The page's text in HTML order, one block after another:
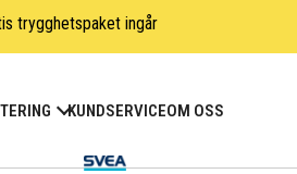
trygghetspaket ingår
KUNDSERVICEOM OSS